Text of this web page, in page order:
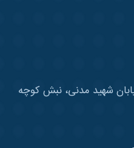
شهید مدنی، نبش کوچه